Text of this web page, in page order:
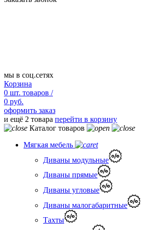
мы в соц.сетях
Корзина
0 шт. товаров /
0 руб.
оформить заказ
и ещё 2 товара перейти в корзину
Каталог товаров
Мягкая мебель
Диваны модульные
Диваны прямые
Диваны угловые
Диваны малогабаритные
Тахты